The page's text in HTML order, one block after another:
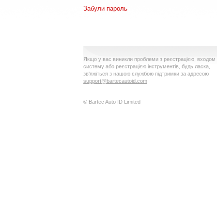
Забули пароль
Якщо у вас виникли проблеми з реєстрацією, входом
систему або реєстрацією інструментів, будь ласка,
зв'яжіться з нашою службою підтримки за адресою
support@bartecautoid.com
© Bartec Auto ID Limited